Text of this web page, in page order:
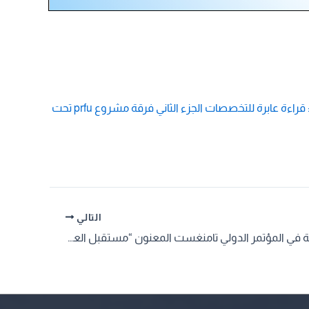
استمارة استكتاب دولي للمؤلف الجماعي الموسوم بـ : استخدامات تكنولوجيات الاتصال والإعلام وتأثيرات وسائل التواصل الاجتماعي: قراءة عابرة للتخصصات الجزء الثاني فرقة مشروع prfu تحت
التالي
استمارة المشاركة في المؤتمر الدولي تامنغست المعنون “مستقبل العلوم الإنسانية والإجتماعية بين ازمتي المنهج والتنظير ،التنمية والتطوير في الوطن العربي”